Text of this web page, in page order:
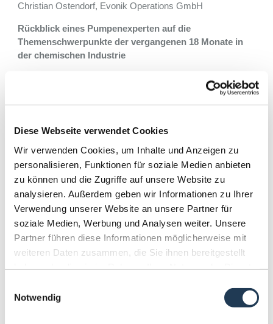
Diese Webseite verwendet Cookies
Wir verwenden Cookies, um Inhalte und Anzeigen zu
personalisieren, Funktionen für soziale Medien anbieten
zu können und die Zugriffe auf unsere Website zu
analysieren. Außerdem geben wir Informationen zu Ihrer
Verwendung unserer Website an unsere Partner für
soziale Medien, Werbung und Analysen weiter. Unsere
Partner führen diese Informationen möglicherweise mit
weiteren Daten zusammen, die Sie ihnen bereitgestellt
Notwendig
Christian Ostendorf, Evonik Operations GmbH
Rückblick eines Pumpenexperten auf die
Themenschwerpunkte der vergangenen 18 Monate in
der chemischen Industrie
VDI 2770 – Dokumentation automatisiert austauschen
Magnetkupplung
Neue VCI-Leitfäden – geschrieben aus und für die Praxis
PFAS – Ewigkeitschemikalien – Gekommen, um zu
bleiben!
14.50 Kaffeepause
SCHWERPUNKT: Materialien
15.10